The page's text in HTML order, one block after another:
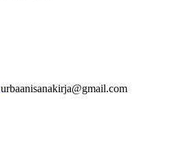
urbaanisanakirja@gmail.com